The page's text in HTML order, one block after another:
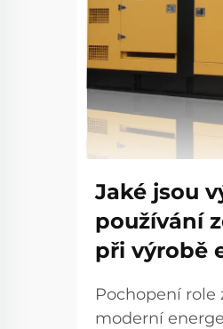
Jaké jsou
používání
při výrobě
Pochopení
moderní